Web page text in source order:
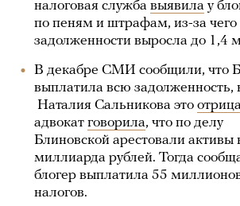
налоговая служба выявила у
по пеням и штрафам, из-за
задолженности выросла до 1,4
В декабре СМИ сообщили, что
выплатила всю задолженность,
Наталия Сальникова это
адвокат говорила, что по делу
Блиновской арестовали активы
миллиарда рублей. Тогда
блогер выплатила 55
налогов.